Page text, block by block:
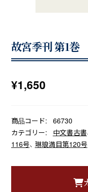
故宮季刊 第1巻
¥1,650
商品コード:
66730
カテゴリー:
中文書古書
116号、 琳琅満目第120号